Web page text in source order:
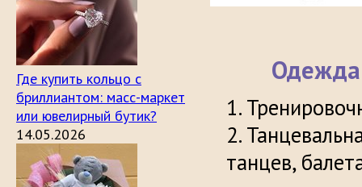
Где купить кольцо с
бриллиантом: масс-маркет
или ювелирный бутик?
14.05.2026
Одежда
танцев,